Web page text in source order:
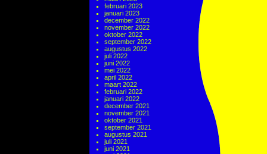
februari 2023
januari 2023
december 2022
november 2022
oktober 2022
september 2022
augustus 2022
juli 2022
juni 2022
mei 2022
april 2022
maart 2022
februari 2022
januari 2022
december 2021
november 2021
oktober 2021
september 2021
augustus 2021
juli 2021
juni 2021